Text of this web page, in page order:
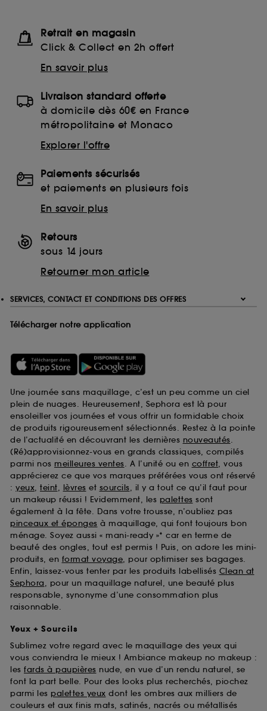
Retrait en magasin
Click & Collect en 2h offert
En savoir plus
Livraison standard offerte
à domicile dès 60€ en France
métropolitaine et Monaco
Explorer l'offre
Paiements sécurisés
et paiements en plusieurs fois
En savoir plus
Retours
sous 14 jours
Retourner mon article
SERVICES, CONTACT ET CONDITIONS DES OFFRES
Télécharger notre application
Une journée sans maquillage, c’est un peu comme un ciel
plein de nuages. Heureusement, Sephora est là pour
ensoleiller vos journées et vous offrir un formidable choix
de produits rigoureusement sélectionnés. Restez à la pointe
de l’actualité en découvrant les dernières nouveautés.
(Ré)approvisionnez-vous en grands classiques, compilés
parmi nos meilleures ventes. A l’unité ou en coffret, vous
apprécierez ce que vos marques préférées vous ont réservé
: yeux, teint, lèvres et sourcils, il y a tout ce qu’il faut pour
un makeup réussi ! Evidemment, les palettes sont
également à la fête. Dans votre trousse, n’oubliez pas
pinceaux et éponges à maquillage, qui font toujours bon
ménage. Soyez aussi « mani-ready »* car en terme de
beauté des ongles, tout est permis ! Puis, on adore les mini-
produits, en format voyage, pour optimiser ses bagages.
Enfin, laissez-vous tenter par les produits labellisés Clean at
Sephora, pour un maquillage naturel, une beauté plus
responsable, synonyme d’une consommation plus
raisonnable.
Yeux + Sourcils
Sublimez votre regard avec le maquillage des yeux qui
vous conviendra le mieux ! Ambiance makeup no makeup :
les fards à paupières nude, en vue d’un rendu naturel, se
font la part belle. Pour des looks plus recherchés, piochez
parmi les palettes yeux dont les ombres aux milliers de
couleurs et aux finis mats, satinés, nacrés ou métallisés